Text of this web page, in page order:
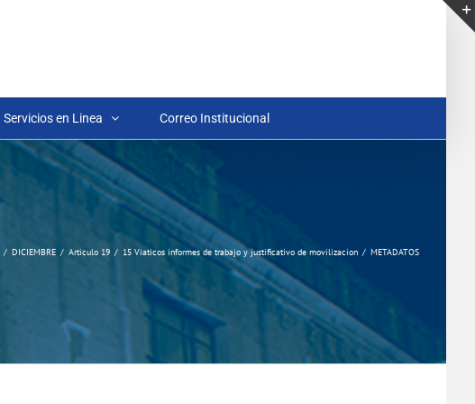
Servicios en Linea Correo Institucional
DICIEMBRE Articulo 19 15 Viaticos informes de trabajo y justificativo de movilizacion METADATOS